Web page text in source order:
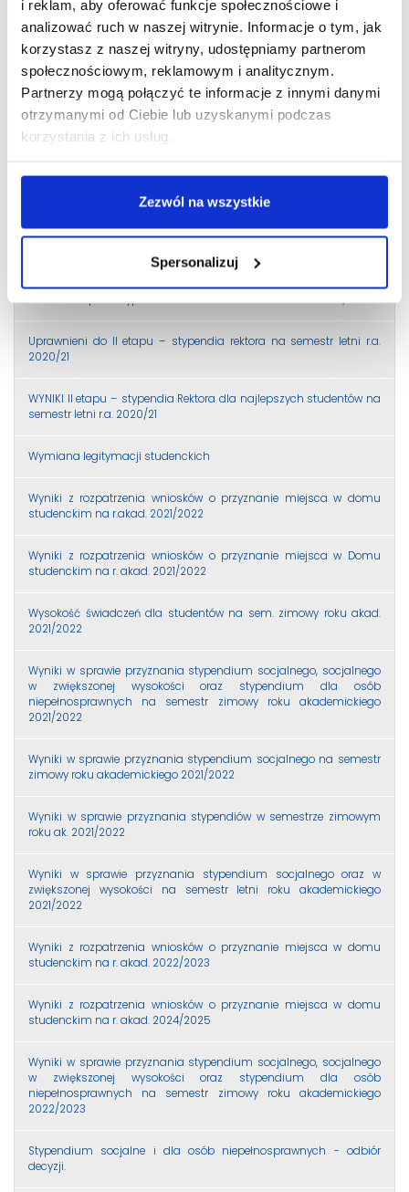
i reklam, aby oferować funkcje społecznościowe i
analizować ruch w naszej witrynie. Informacje o tym, jak
korzystasz z naszej witryny, udostępniamy partnerom
społecznościowym, reklamowym i analitycznym.
Partnerzy mogą połączyć te informacje z innymi danymi
otrzymanymi od Ciebie lub uzyskanymi podczas
korzystania z ich usług.
Zezwól na wszystkie
Spersonalizuj
Liczba 10% uprawnionych do stypendium Rektora na semestr letni
roku akademickiego 2020/2021
Przyjmowanie wniosków o stypendium Rektora na semestr letni
Liczenie średniej dla studentów studiów II stopnia
Wyniki w sprawie przyznania stypendium socjalnego oraz
socjalnego w zwiększonej wysokości na semestr letni roku
akademickiego 2020/2021
Uprawnieni do II etapu – stypendia rektora na semestr letni r.a.
2020/21
WYNIKI II etapu – stypendia Rektora dla najlepszych studentów na
semestr letni r.a. 2020/21
Wymiana legitymacji studenckich
Wyniki z rozpatrzenia wniosków o przyznanie miejsca w domu
studenckim na r.akad. 2021/2022
Wyniki z rozpatrzenia wniosków o przyznanie miejsca w Domu
studenckim na r. akad. 2021/2022
Wysokość świadczeń dla studentów na sem. zimowy roku akad.
2021/2022
Wyniki w sprawie przyznania stypendium socjalnego, socjalnego
w zwiększonej wysokości oraz stypendium dla osób
niepełnosprawnych na semestr zimowy roku akademickiego
2021/2022
Wyniki w sprawie przyznania stypendium socjalnego na semestr
zimowy roku akademickiego 2021/2022
Wyniki w sprawie przyznania stypendiów w semestrze zimowym
roku ak. 2021/2022
Wyniki w sprawie przyznania stypendium socjalnego oraz w
zwiększonej wysokości na semestr letni roku akademickiego
2021/2022
Wyniki z rozpatrzenia wniosków o przyznanie miejsca w domu
studenckim na r. akad. 2022/2023
Wyniki z rozpatrzenia wniosków o przyznanie miejsca w domu
studenckim na r. akad. 2024/2025
Wyniki w sprawie przyznania stypendium socjalnego, socjalnego
w zwiększonej wysokości oraz stypendium dla osób
niepełnosprawnych na semestr zimowy roku akademickiego
2022/2023
Stypendium socjalne i dla osób niepełnosprawnych - odbiór
decyzji.